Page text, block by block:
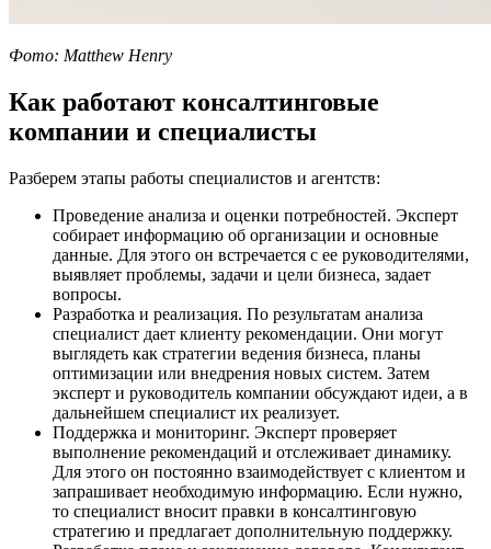
Фото: Matthew Henry
Как работают консалтинговые
компании и специалисты
Разберем этапы работы специалистов и агентств:
Проведение анализа и оценки потребностей. Эксперт
собирает информацию об организации и основные
данные. Для этого он встречается с ее руководителями,
выявляет проблемы, задачи и цели бизнеса, задает
вопросы.
Разработка и реализация. По результатам анализа
специалист дает клиенту рекомендации. Они могут
выглядеть как стратегии ведения бизнеса, планы
оптимизации или внедрения новых систем. Затем
эксперт и руководитель компании обсуждают идеи, а в
дальнейшем специалист их реализует.
Поддержка и мониторинг. Эксперт проверяет
выполнение рекомендаций и отслеживает динамику.
Для этого он постоянно взаимодействует с клиентом и
запрашивает необходимую информацию. Если нужно,
то специалист вносит правки в консалтинговую
стратегию и предлагает дополнительную поддержку.